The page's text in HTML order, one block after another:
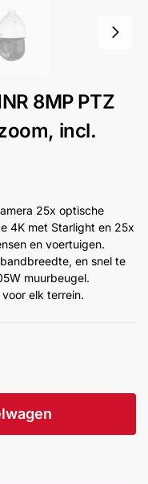
8MP PTZ
incl.
25x optische
4K met Starlight en 25x
en voertuigen.
en snel te
muurbeugel.
elk terrein.